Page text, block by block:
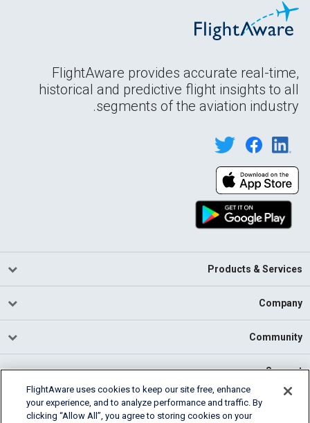
FlightAware provides accurate real-time,
historical and predictive flight insights to all
segments of the aviation industry.
Products & Services
Company
Community
Support
FlightAware uses cookies to keep our site free, enhance
your experience, and to analyze performance and traffic. By
clicking “Allow All”, you agree to storing cookies on your